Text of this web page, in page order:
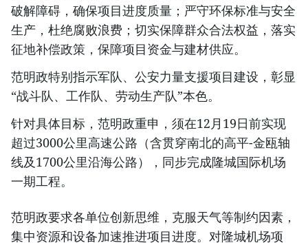
破解障碍，确保项目进度质量；严守环保标准与安全
生产，杜绝腐败浪费；切实保障群众合法权益，落实
征地补偿政策，保障项目资金与建材供应。
范明政特别指示军队、公安力量支援项目建设，彰显
“战斗队、工作队、劳动生产队”本色。
针对具体目标，范明政重申，须在12月19日前实现
超过3000公里高速公路（含贯穿南北的高平-金瓯轴
线及1700公里沿海公路），同步完成隆城国际机场
一期工程。
范明政要求各单位创新思维，克服天气等制约因素，
集中资源和设备加速推进项目进度。对隆城机场项